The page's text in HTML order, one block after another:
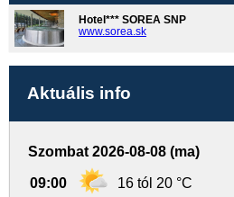
Hotel*** SOREA SNP
www.sorea.sk
Aktuális info
Szombat 2026-08-08 (ma)
09:00 16 tól 20 °C